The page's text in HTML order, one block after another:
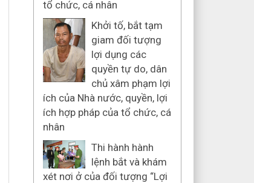
tổ chức, cá nhân
Khởi tố, bắt tạm
giam đối tượng
lợi dụng các
quyền tự do, dân
chủ xâm phạm lợi
ích của Nhà nước, quyền, lợi
ích hợp pháp của tổ chức, cá
nhân
Thi hành hành
lệnh bắt và khám
xét nơi ở của đối tượng “Lợi